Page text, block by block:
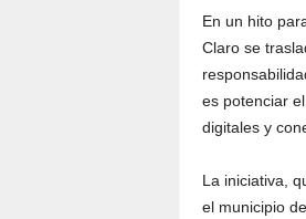
En un hito
Claro se
es potenciar
digitales y
La iniciativa,
el municipio